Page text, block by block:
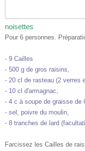
noisettes
Pour 6 personnes.
- 9 Cailles
- 500 g de gros raisins,
- 20 cl de rasteau (2 verres
- 10 cl d'armagnac,
- 4 c à soupe de graisse de
- sel, poivre du moulin,
- 8 tranches de lard
Farcissez les Cailles de